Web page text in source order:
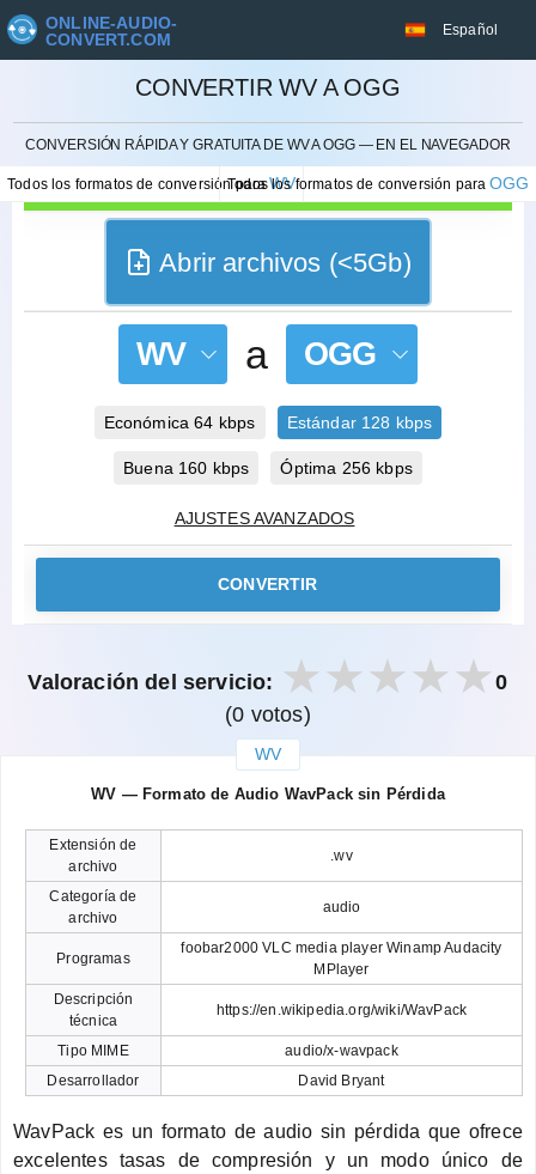
ONLINE-AUDIO-
CONVERT.COM
Español
CONVERTIR WV A OGG
CONVERSIÓN RÁPIDA Y GRATUITA DE WV A OGG — EN EL NAVEGADOR
Todos los formatos de conversión paraWV
Todos los formatos de conversión paraOGG
CANCELAR
Abrir archivos (<5Gb)
WV a OGG
Económica 64 kbps Estándar 128 kbps
Buena 160 kbps Óptima 256 kbps
AJUSTES AVANZADOS
CONVERTIR
Valoración del servicio:
0
(0 votos)
WV
WV — Formato de Audio WavPack sin Pérdida
Extensión de
archivo
.wv
Categoría de
archivo
audio
Programas
foobar2000 VLC media player Winamp Audacity
MPlayer
Descripción
técnica
https://en.wikipedia.org/wiki/WavPack
Tipo MIME
audio/x-wavpack
Desarrollador
David Bryant
WavPack es un formato de audio sin pérdida que ofrece
excelentes tasas de compresión y un modo único de